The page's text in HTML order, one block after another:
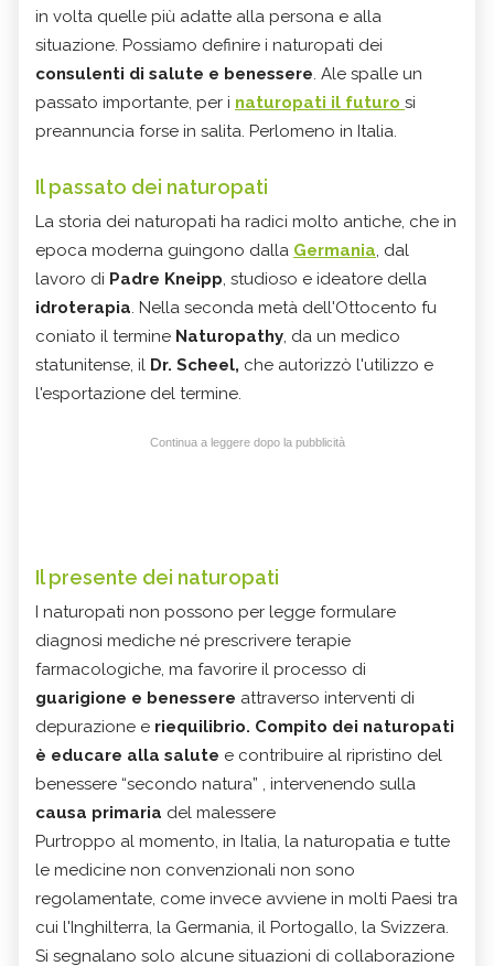
in volta quelle più adatte alla persona e alla
situazione. Possiamo definire i naturopati dei
consulenti di salute e benessere. Ale spalle un
passato importante, per i naturopati il futuro si
preannuncia forse in salita. Perlomeno in Italia.
Il passato dei naturopati
La storia dei naturopati ha radici molto antiche, che in
epoca moderna guingono dalla Germania, dal
lavoro di Padre Kneipp, studioso e ideatore della
idroterapia. Nella seconda metà dell'Ottocento fu
coniato il termine Naturopathy, da un medico
statunitense, il Dr. Scheel, che autorizzò l'utilizzo e
l'esportazione del termine.
Continua a leggere dopo la pubblicità
Il presente dei naturopati
I naturopati non possono per legge formulare
diagnosi mediche né prescrivere terapie
farmacologiche, ma favorire il processo di
guarigione e benessere attraverso interventi di
depurazione e riequilibrio. Compito dei naturopati
è educare alla salute e contribuire al ripristino del
benessere “secondo natura” , intervenendo sulla
causa primaria del malessere
Purtroppo al momento, in Italia, la naturopatia e tutte
le medicine non convenzionali non sono
regolamentate, come invece avviene in molti Paesi tra
cui l'Inghilterra, la Germania, il Portogallo, la Svizzera.
Si segnalano solo alcune situazioni di collaborazione